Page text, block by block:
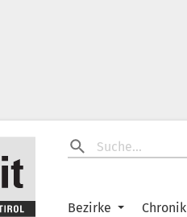
Bezirke Chronik